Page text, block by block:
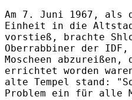
Am 7. Juni 1967,
Einheit in die
vorstieß, brachte
Oberrabbiner der
Moscheen
errichtet worden
alte Tempel stand:
Problem ein für alle